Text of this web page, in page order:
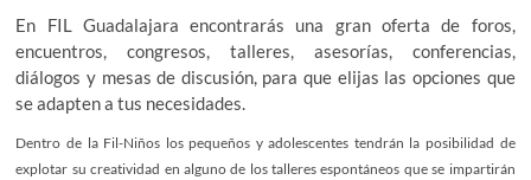
En FIL Guadalajara encontrarás una gran oferta de foros,
encuentros, congresos, talleres, asesorías, conferencias,
diálogos y mesas de discusión, para que elijas las opciones que
se adapten a tus necesidades.
Dentro de la Fil-Niños los pequeños y adolescentes tendrán la posibilidad de
explotar su creatividad en alguno de los talleres espontáneos que se impartirán